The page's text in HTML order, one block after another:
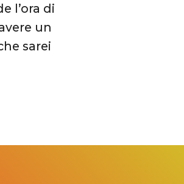
l’ora di
un
sarei